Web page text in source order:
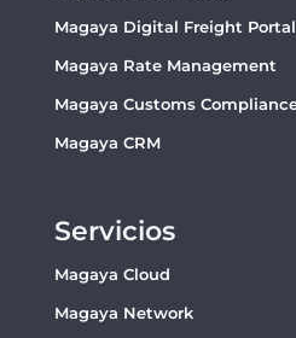
Magaya Digital Freight Portal
Magaya Rate Management
Magaya Customs
Magaya CRM
Servicios
Magaya Cloud
Magaya Network